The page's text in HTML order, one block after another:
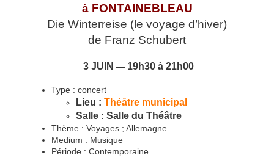
à FONTAINEBLEAU
Die Winterreise (le voyage d’hiver)
de Franz Schubert
3 JUIN — 19h30 à 21h00
Type : concert
Lieu : Théâtre municipal
Salle : Salle du Théâtre
Thème : Voyages ; Allemagne
Medium : Musique
Période : Contemporaine